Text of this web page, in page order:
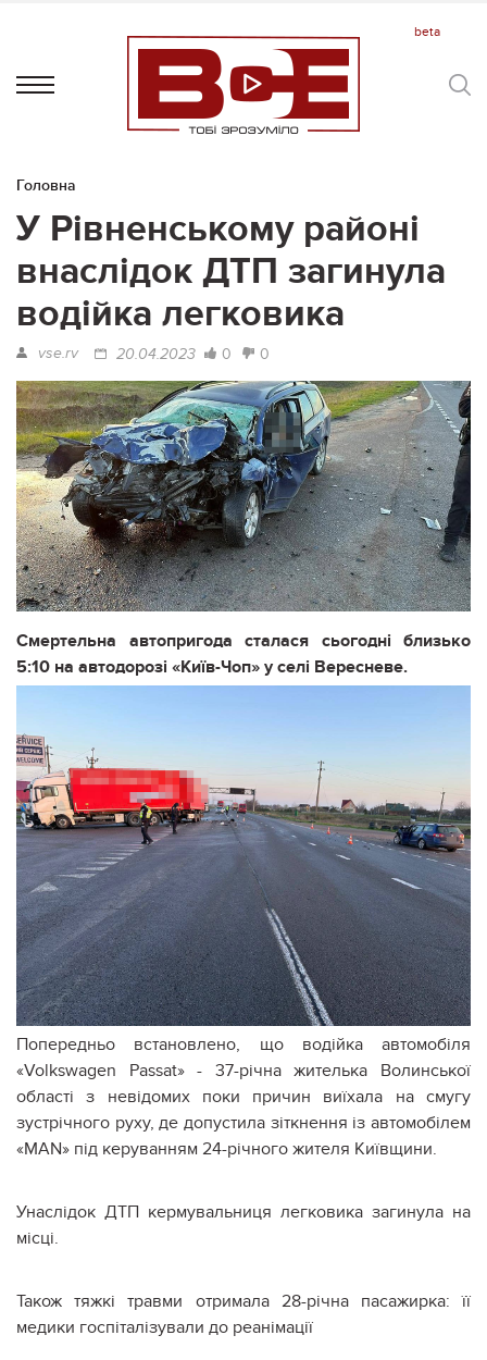
Головна
У Рівненському районі
внаслідок ДТП загинула
водійка легковика
vse.rv 20.04.2023 0 0
Смертельна автопригода сталася сьогодні близько
5:10 на автодорозі «Київ-Чоп» у селі Вересневе.
Попередньо встановлено, що водійка автомобіля
«Volkswagen Passat» - 37-річна жителька Волинської
області з невідомих поки причин виїхала на смугу
зустрічного руху, де допустила зіткнення із автомобілем
«MAN» під керуванням 24-річного жителя Київщини.
Унаслідок ДТП кермувальниця легковика загинула на
місці.
Також тяжкі травми отримала 28-річна пасажирка: її
медики госпіталізували до реанімації